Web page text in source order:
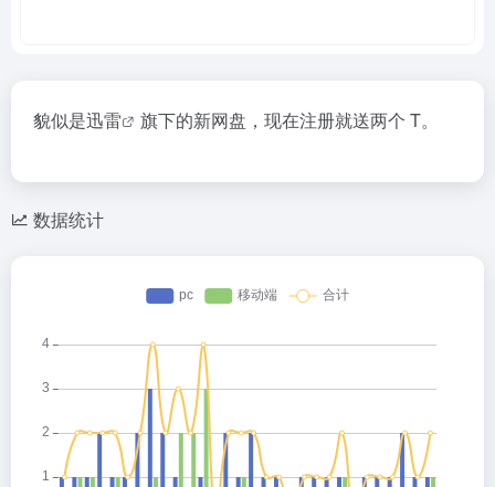
貌似是迅雷 旗下的新网盘，现在注册就送两个 T。
数据统计